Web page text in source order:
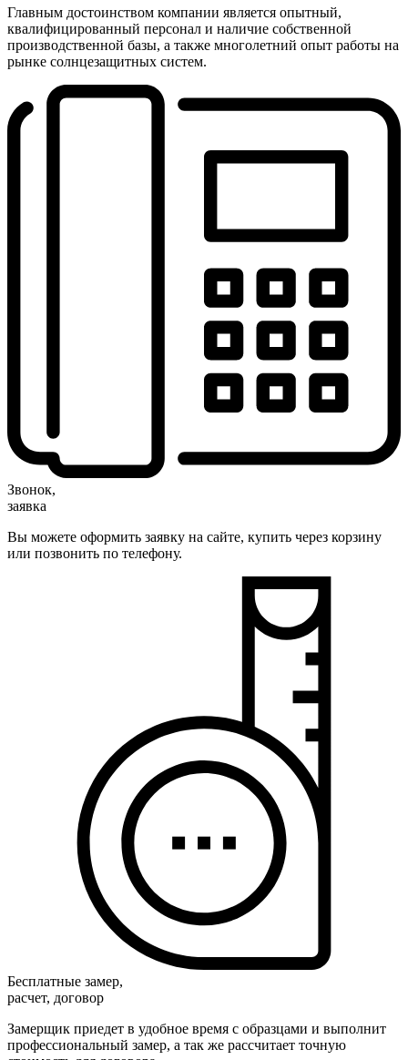
Главным достоинством компании является опытный,
квалифицированный персонал и наличие собственной
производственной базы, а также многолетний опыт работы на
рынке солнцезащитных систем.
Звонок,
заявка
Вы можете оформить заявку на сайте, купить через корзину
или позвонить по телефону.
Бесплатные замер,
расчет, договор
Замерщик приедет в удобное время с образцами и выполнит
профессиональный замер, а так же рассчитает точную